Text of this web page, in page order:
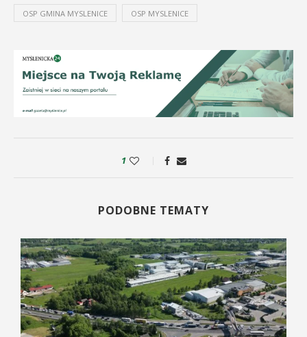
OSP GMINA MYSLENICE OSP MYSLENICE
1
PODOBNE TEMATY